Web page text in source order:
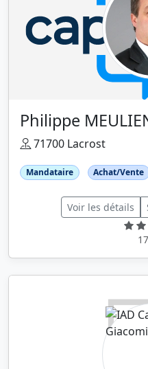
Philippe
71700 Lacrost
Mandataire Achat/Vente
Voir les détails